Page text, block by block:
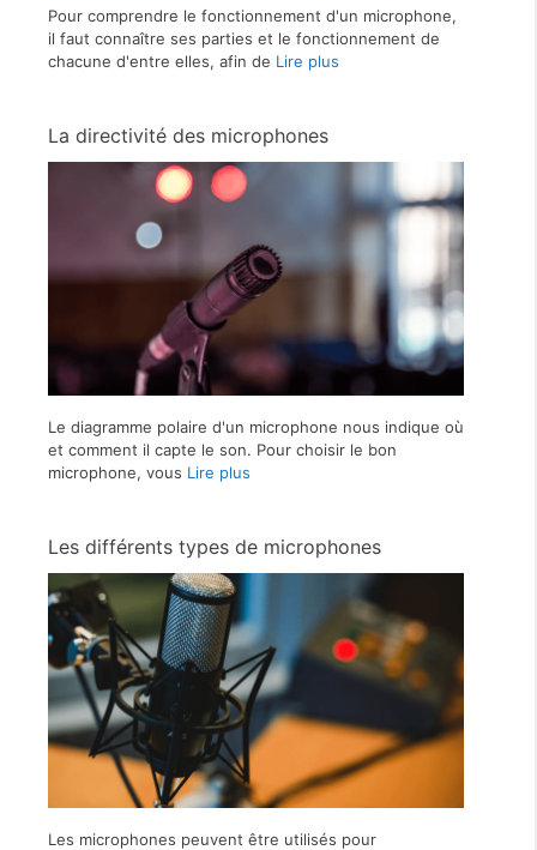
Pour comprendre le fonctionnement d'un microphone,
il faut connaître ses parties et le fonctionnement de
chacune d'entre elles, afin de Lire plus
La directivité des microphones
Le diagramme polaire d'un microphone nous indique où
et comment il capte le son. Pour choisir le bon
microphone, vous Lire plus
Les différents types de microphones
Les microphones peuvent être utilisés pour